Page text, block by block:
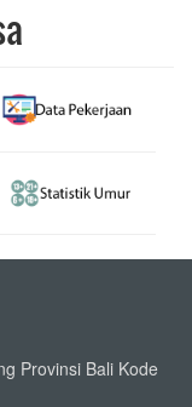
Provinsi Bali Kode